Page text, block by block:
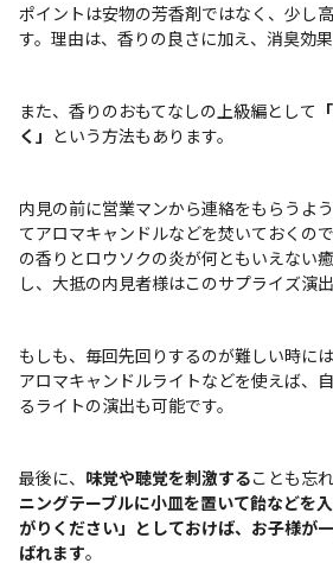
ポイントは安物の芳香剤ではなく、少し
す。理由は、香りの良さに加え、消臭効果
また、香りのおもてなしの上級編として
く」 という方法もあります。
内見の前に営業マンから連絡をもらうよ
てアロマキャンドルなどを焚いておくの
の香りとロウソクの炎が何ともいえない
し、大抵の内見者様はこのサプライズ演出
もしも、毎回先回りするのが難しい時に
アロマキャンドルライトなどを使えば、
るライトの演出も可能です。
最後に、 味覚や聴覚を刺激することも忘
ニングテーブルに小皿を置いて飴などを
がりください」としておけば、お子様が
ばれます。